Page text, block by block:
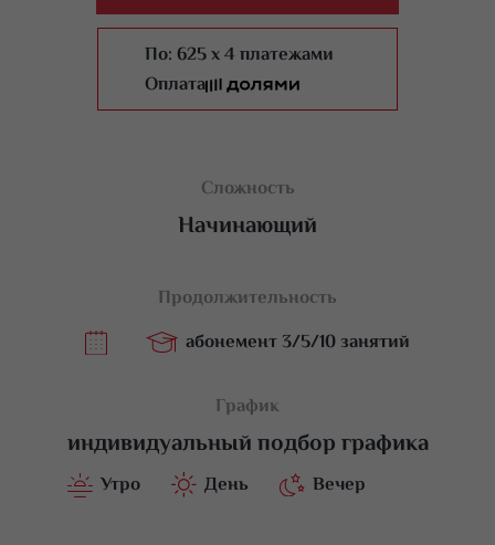
По: 625 x 4 платежами
Оплата
Сложность
Начинающий
Продолжительность
абонемент 3/5/10 занятий
График
индивидуальный подбор графика
Утро День Вечер